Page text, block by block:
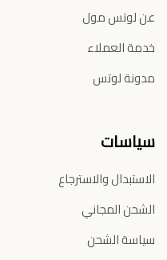
عن لوتس مول
خدمة العملاء
مدونة لوتس
سياسات
الاستبدال والاسترجاع
الشحن المجاني
سياسة الشحن